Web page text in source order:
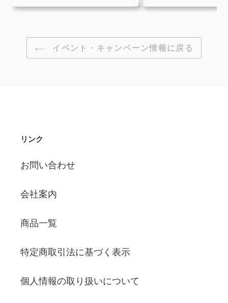
シ
す
る
イベント・キャンペーン情報に戻る
リンク
お問い合わせ
会社案内
商品一覧
特定商取引法に基づく表示
個人情報の取り扱いについて